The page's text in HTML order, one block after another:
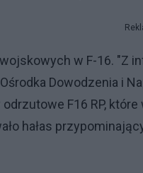
w F-16. "Z
Dowodzenia i
F16 RP,
hałas